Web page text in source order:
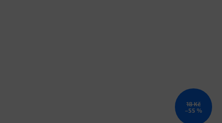
18 Kč
–55 %